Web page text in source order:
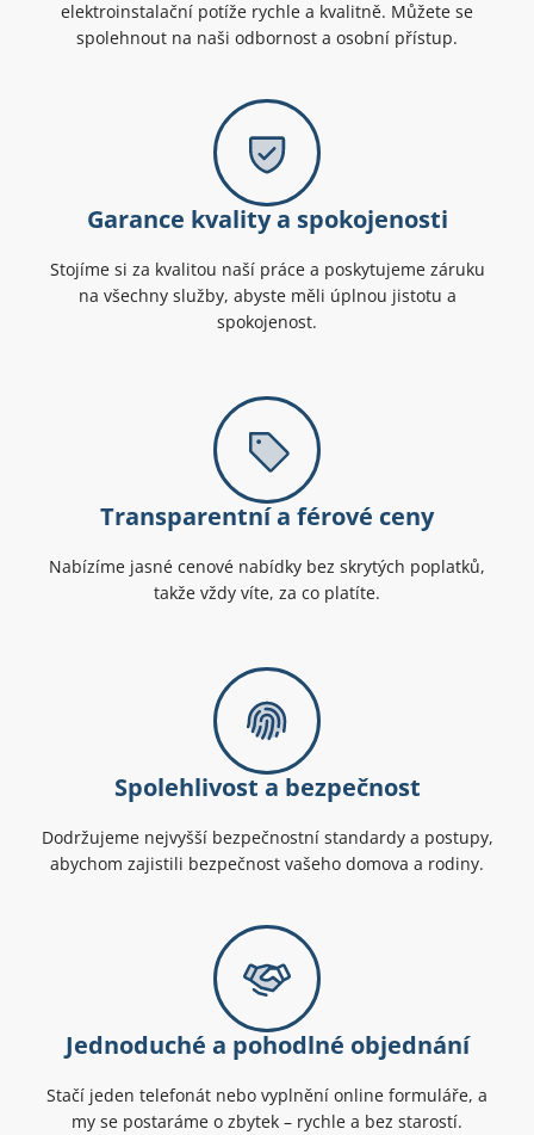
elektroinstalační potíže rychle a kvalitně. Můžete se
spolehnout na naši odbornost a osobní přístup.
Garance kvality a spokojenosti
Stojíme si za kvalitou naší práce a poskytujeme záruku
na všechny služby, abyste měli úplnou jistotu a
spokojenost.
Transparentní a férové ceny
Nabízíme jasné cenové nabídky bez skrytých poplatků,
takže vždy víte, za co platíte.
Spolehlivost a bezpečnost
Dodržujeme nejvyšší bezpečnostní standardy a postupy,
abychom zajistili bezpečnost vašeho domova a rodiny.
Jednoduché a pohodlné objednání
Stačí jeden telefonát nebo vyplnění online formuláře, a
my se postaráme o zbytek – rychle a bez starostí.